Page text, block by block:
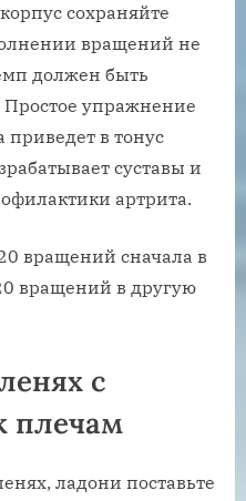
сохраняйте
вращений не
должен быть
упражнение
приведет в тонус
суставы и
артрита.
вращений сначала в
вращений в другую
с
плечам
ладони поставьте